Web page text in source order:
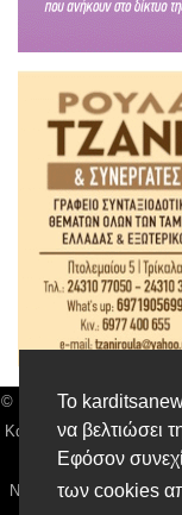
Το
να βελτιώσει
Εφόσον
των cookies
© Karditsa News |
Καρδίτσας, Αρ. Γεμή:
Τηλ: 24410
Νόμιμος Εκπρόσωπος,